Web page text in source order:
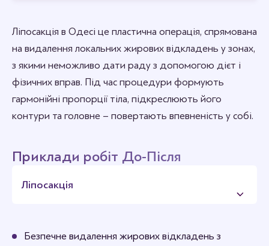
Ліпосакція в Одесі це пластична операція, спрямована
на видалення локальних жирових відкладень у зонах,
з якими неможливо дати раду з допомогою дієт і
фізичних вправ. Під час процедури формують
гармонійні пропорції тіла, підкреслюють його
контури та головне – повертають впевненість у собі.
Приклади робіт До-Після
Ліпосакція
Безпечне видалення жирових відкладень з